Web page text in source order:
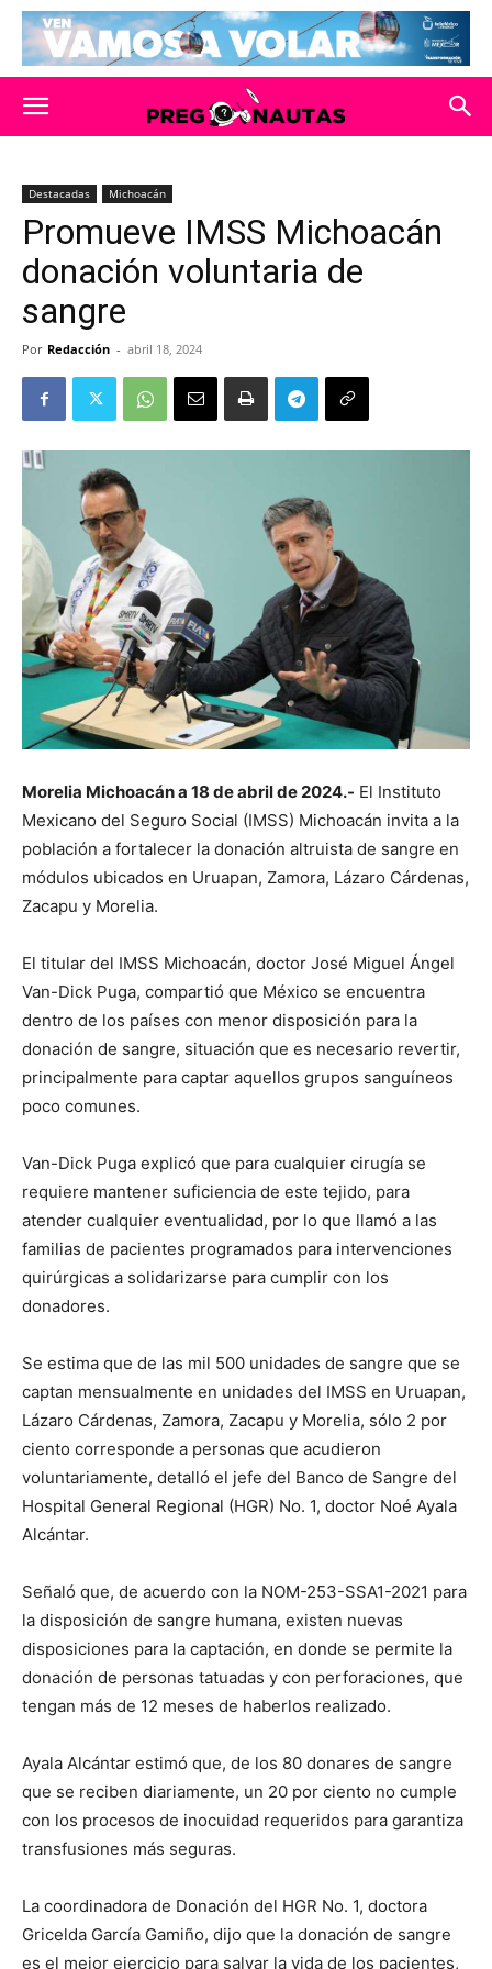
Destacadas Michoacán
Promueve IMSS Michoacán
donación voluntaria de
sangre
Por Redacción - abril 18, 2024
Morelia Michoacán a 18 de abril de 2024.- El Instituto
Mexicano del Seguro Social (IMSS) Michoacán invita a la
población a fortalecer la donación altruista de sangre en
módulos ubicados en Uruapan, Zamora, Lázaro Cárdenas,
Zacapu y Morelia.
El titular del IMSS Michoacán, doctor José Miguel Ángel
Van-Dick Puga, compartió que México se encuentra
dentro de los países con menor disposición para la
donación de sangre, situación que es necesario revertir,
principalmente para captar aquellos grupos sanguíneos
poco comunes.
Van-Dick Puga explicó que para cualquier cirugía se
requiere mantener suficiencia de este tejido, para
atender cualquier eventualidad, por lo que llamó a las
familias de pacientes programados para intervenciones
quirúrgicas a solidarizarse para cumplir con los
donadores.
Se estima que de las mil 500 unidades de sangre que se
captan mensualmente en unidades del IMSS en Uruapan,
Lázaro Cárdenas, Zamora, Zacapu y Morelia, sólo 2 por
ciento corresponde a personas que acudieron
voluntariamente, detalló el jefe del Banco de Sangre del
Hospital General Regional (HGR) No. 1, doctor Noé Ayala
Alcántar.
Señaló que, de acuerdo con la NOM-253-SSA1-2021 para
la disposición de sangre humana, existen nuevas
disposiciones para la captación, en donde se permite la
donación de personas tatuadas y con perforaciones, que
tengan más de 12 meses de haberlos realizado.
Ayala Alcántar estimó que, de los 80 donares de sangre
que se reciben diariamente, un 20 por ciento no cumple
con los procesos de inocuidad requeridos para garantiza
transfusiones más seguras.
La coordinadora de Donación del HGR No. 1, doctora
Gricelda García Gamiño, dijo que la donación de sangre
es el mejor ejercicio para salvar la vida de los pacientes,